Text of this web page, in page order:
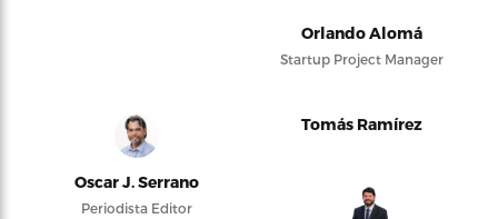
Orlando Alomá
Startup Project Manager
Oscar J. Serrano
Periodista Editor
Tomás Ramírez